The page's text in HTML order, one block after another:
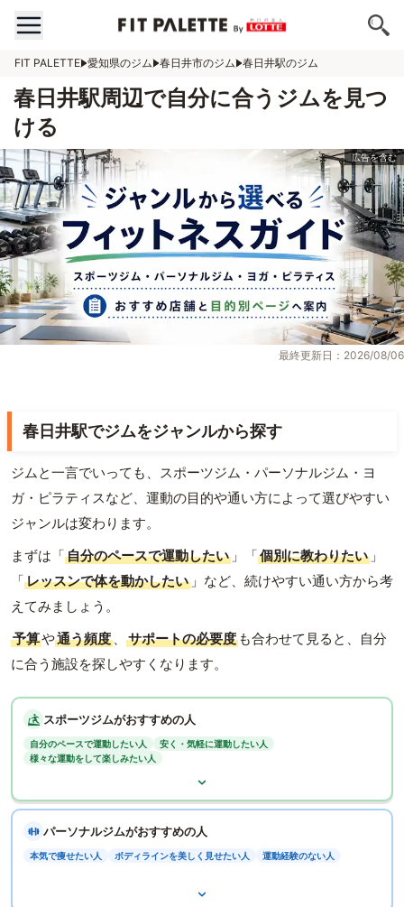
FIT PALETTE 愛知県のジム 春日井市のジム 春日井駅のジム
春日井駅周辺で自分に合うジムを見つ
ける
最終更新日：2026/08/06
春日井駅でジムをジャンルから探す
ジムと一言でいっても、スポーツジム・パーソナルジム・ヨ
ガ・ピラティスなど、運動の目的や通い方によって選びやすい
ジャンルは変わります。
まずは「自分のペースで運動したい 」「個別に教わりたい 」
「レッスンで体を動かしたい 」など、続けやすい通い方から考
えてみましょう。
予算や通う頻度 、 サポートの必要度 も合わせて見ると、自分
に合う施設を探しやすくなります。
スポーツジムがおすすめの人
自分のペースで運動したい人
安く・気軽に運動したい人
様々な運動をして楽しみたい人
パーソナルジムがおすすめの人
本気で痩せたい人 ボディラインを美しく見せたい人 運動経験のない人